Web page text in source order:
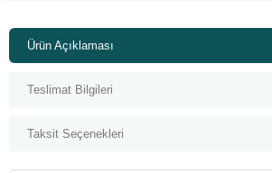
Ürün Açıklaması
Teslimat Bilgileri
Taksit Seçenekleri